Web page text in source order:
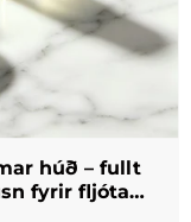
húð – fullt
fyrir fljóta